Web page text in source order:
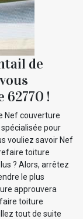
de
62770 !
Nef couverture
pour
vouliez savoir Nef
toiture
? Alors, arrêtez
le plus
approuvera
toiture
tout de suite